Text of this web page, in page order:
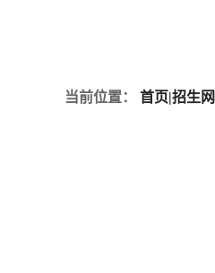
当前位置： 首页|招生网